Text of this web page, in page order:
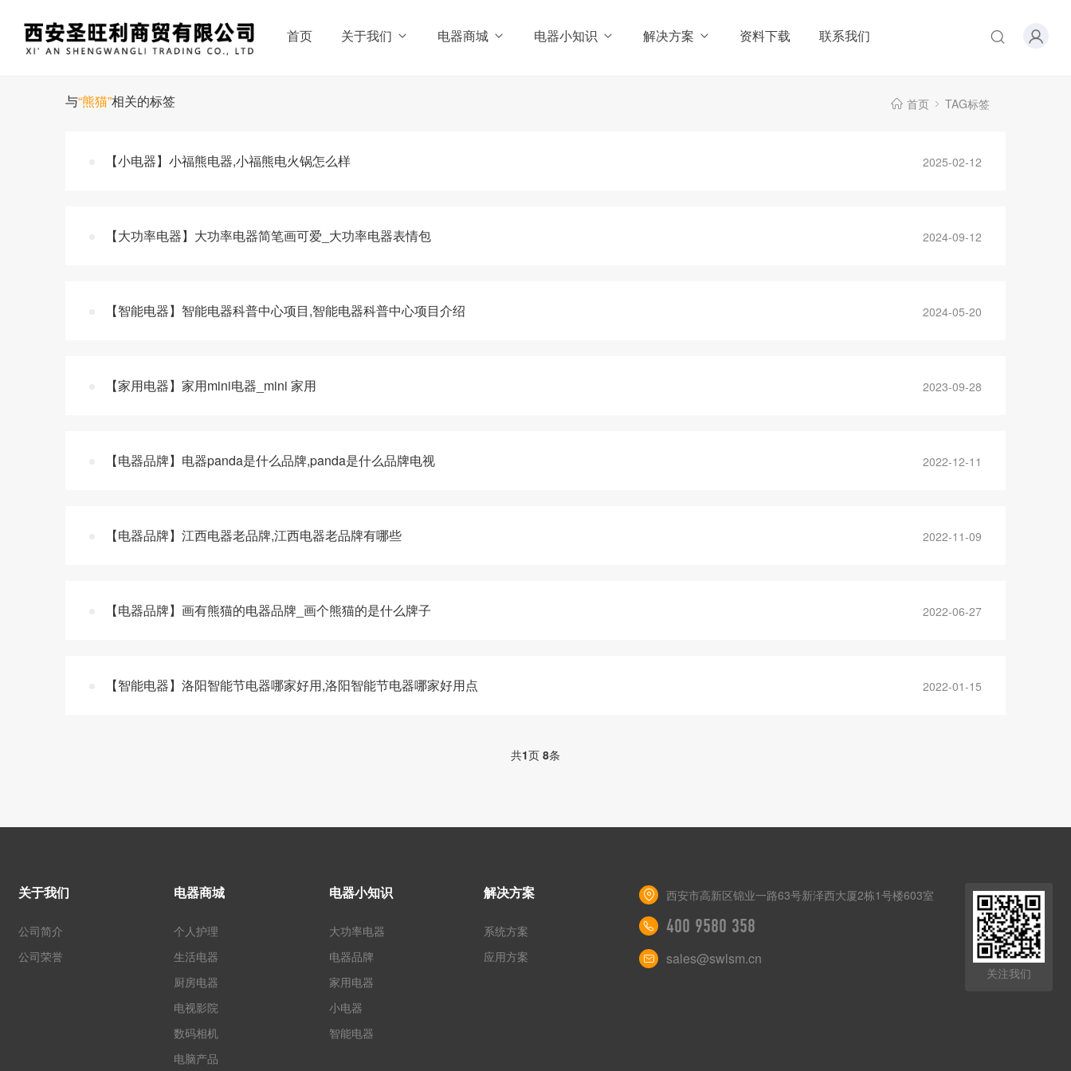
首页 关于我们 电器商城 电器小知识 解决方案 资料下载 联系我们
与“熊猫”相关的标签 首页 TAG标签
【小电器】小福熊电器,小福熊电火锅怎么样 2025-02-12
【大功率电器】大功率电器简笔画可爱_大功率电器表情包 2024-09-12
【智能电器】智能电器科普中心项目,智能电器科普中心项目介绍 2024-05-20
【家用电器】家用mini电器_mini 家用 2023-09-28
【电器品牌】电器panda是什么品牌,panda是什么品牌电视 2022-12-11
【电器品牌】江西电器老品牌,江西电器老品牌有哪些 2022-11-09
【电器品牌】画有熊猫的电器品牌_画个熊猫的是什么牌子 2022-06-27
【智能电器】洛阳智能节电器哪家好用,洛阳智能节电器哪家好用点 2022-01-15
共1页 8条
关于我们
公司简介
公司荣誉
电器商城
个人护理
生活电器
厨房电器
电视影院
数码相机
电脑产品
电器小知识
大功率电器
电器品牌
家用电器
小电器
智能电器
解决方案
系统方案
应用方案
西安市高新区锦业一路63号新泽西大厦2栋1号楼603室
400 9580 358
sales@swlsm.cn
关注我们